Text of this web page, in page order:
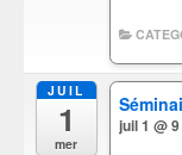
JUIL
1
mer
juil 1 @